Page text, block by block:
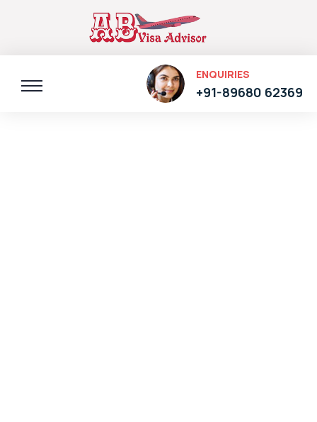
ENQUIRIES
+91-89680 62369